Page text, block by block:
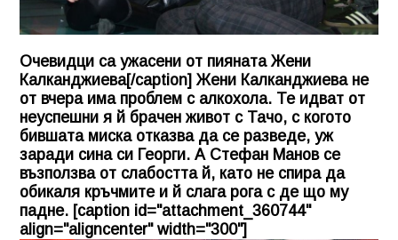
Очевидци са ужасени от пияната Жени
Калканджиева[/caption] Жени Калканджиева не
от вчера има проблем с алкохола. Те идват от
неуспешни я й брачен живот с Тачо, с когото
бившата миска отказва да се разведе, уж
заради сина си Георги. А Стефан Манов се
възползва от слабостта й, като не спира да
обикаля кръчмите и й слага рога с де що му
падне. [caption id="attachment_360744"
align="aligncenter" width="300"]